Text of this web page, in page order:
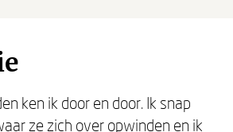
ken ik door en door. Ik snap
ze zich over opwinden en ik